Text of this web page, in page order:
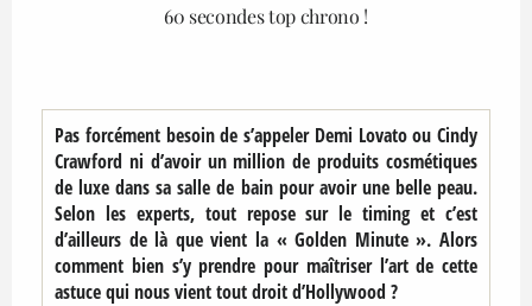
60 secondes top chrono !
Pas forcément besoin de s’appeler Demi Lovato ou Cindy
Crawford ni d’avoir un million de produits cosmétiques
de luxe dans sa salle de bain pour avoir une belle peau.
Selon les experts, tout repose sur le timing et c’est
d’ailleurs de là que vient la « Golden Minute ». Alors
comment bien s’y prendre pour maîtriser l’art de cette
astuce qui nous vient tout droit d’Hollywood ?